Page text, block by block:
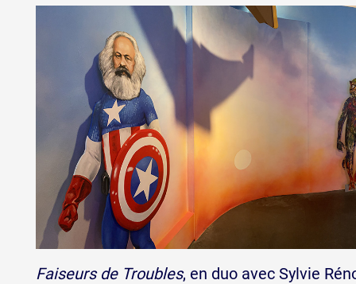
Faiseurs de Troubles, en duo avec Sylvie